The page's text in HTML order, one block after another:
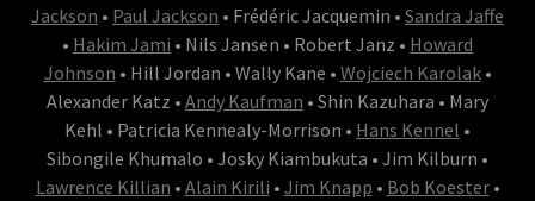
Jackson • Paul Jackson • Frédéric Jacquemin • Sandra Jaffe
• Hakim Jami • Nils Jansen • Robert Janz • Howard
Johnson • Hill Jordan • Wally Kane • Wojciech Karolak•
Alexander Katz • Andy Kaufman • Shin Kazuhara • Mary
Kehl • Patricia Kennealy-Morrison • Hans Kennel •
Sibongile Khumalo • Josky Kiambukuta • Jim Kilburn •
Lawrence Killian • Alain Kirili • Jim Knapp • Bob Koester•